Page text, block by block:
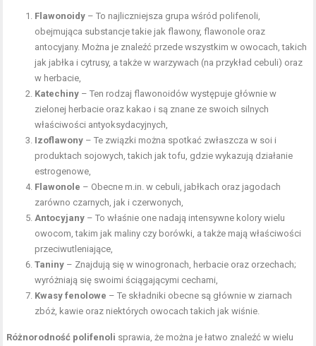
Flawonoidy – To najliczniejsza grupa wśród polifenoli,
obejmująca substancje takie jak flawony, flawonole oraz
antocyjany. Można je znaleźć przede wszystkim w owocach, takich
jak jabłka i cytrusy, a także w warzywach (na przykład cebuli) oraz
w herbacie,
Katechiny – Ten rodzaj flawonoidów występuje głównie w
zielonej herbacie oraz kakao i są znane ze swoich silnych
właściwości antyoksydacyjnych,
Izoflawony – Te związki można spotkać zwłaszcza w soi i
produktach sojowych, takich jak tofu, gdzie wykazują działanie
estrogenowe,
Flawonole – Obecne m.in. w cebuli, jabłkach oraz jagodach
zarówno czarnych, jak i czerwonych,
Antocyjany – To właśnie one nadają intensywne kolory wielu
owocom, takim jak maliny czy borówki, a także mająwłaściwości
przeciwutleniające
Taniny – Znajdują się w winogronach, herbacie oraz orzechach;
wyróżniają się swoimi ściągającymi cechami,
Kwasy fenolowe – Te składniki obecne są głównie w ziarnach
zbóż, kawie oraz niektórych owocach takich jak wiśnie.
Różnorodność polifenoli sprawia, że można je łatwo znaleźć w wielu